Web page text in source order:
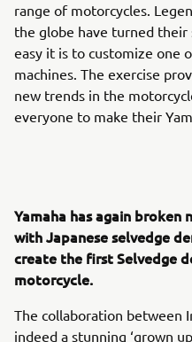
range of motorcycles.
the globe have turned
easy it is to customize one
machines. The exercise
new trends in the
everyone to make their
Yamaha has again
with Japanese selvedge
create the first Selvedge
motorcycle.
The collaboration between
indeed a stunning ‘grown